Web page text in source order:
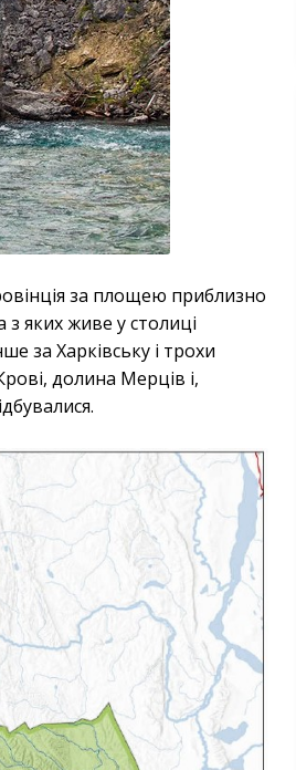
за площею приблизно
з яких живе у столиці
за Харківську і трохи
долина Мерців і,